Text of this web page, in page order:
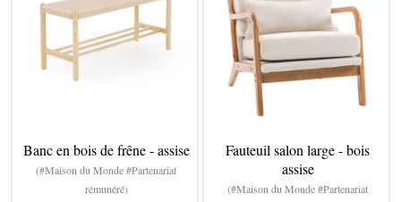
Banc en bois de frêne - assise
(#Maison du Monde #Partenariat
rémunéré)
Fauteuil salon large - bois
assise
(#Maison du Monde #Partenariat